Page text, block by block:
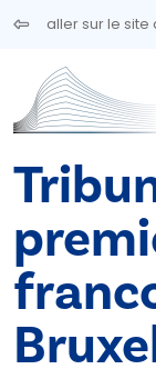
Aller au contenu
aller sur le site